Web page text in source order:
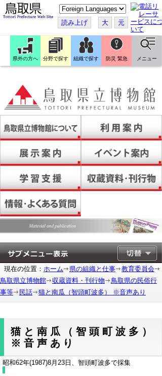
こ
の
ペ
ー
ジ
翻
訳
す
読み上げ 大 元
県外の方へ 分野で探す 組織で探す 防災 緊急 メニュー
現在の位置： ホーム 県の組織と仕事
教育委員会
鳥取県立博物館
収蔵資料・刊行物
鳥取県の民俗行
事等
民話 猫と南瓜（智頭町波多） ※音声あり
猫と南瓜（智頭町波多）
※音声あり
昭和62年(1987)8月23日、智頭町波多で採集